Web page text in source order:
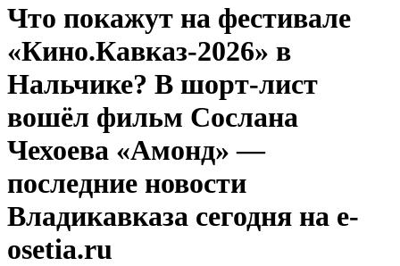
Что покажут на фестивале
«Кино.Кавказ-2026» в
Нальчике? В шорт-лист
вошёл фильм Сослана
Чехоева «Амонд» —
последние новости
Владикавказа сегодня на e-
osetia.ru